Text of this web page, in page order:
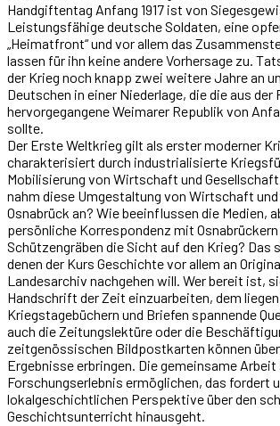
Handgiftentag Anfang 1917 ist von
Leistungsfähige deutsche Soldaten, eine
„Heimatfront“ und vor allem das
lassen für ihn keine andere Vorhersage zu.
der Krieg noch knapp zwei weitere Jahre an
Deutschen in einer Niederlage, die die aus der
hervorgegangene Weimarer Republik von
sollte.
Der Erste Weltkrieg gilt als erster moderner
charakterisiert durch industrialisierte
Mobilisierung von Wirtschaft und
nahm diese Umgestaltung von Wirtschaft
Osnabrück an? Wie beeinflussen die Medien,
persönliche Korrespondenz mit Osnabrückern
Schützengräben die Sicht auf den Krieg? Das
denen der Kurs Geschichte vor allem an
Landesarchiv nachgehen will. Wer bereit ist,
Handschrift der Zeit einzuarbeiten, dem
Kriegstagebüchern und Briefen spannende
auch die Zeitungslektüre oder die
zeitgenössischen Bildpostkarten können
Ergebnisse erbringen. Die gemeinsame Arbeit
Forschungserlebnis ermöglichen, das fordert
lokalgeschichtlichen Perspektive über den
Geschichtsunterricht hinausgeht.